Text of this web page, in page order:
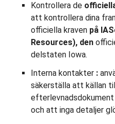
Kontrollera de
att kontrollera dina
officiella kraven på
Resources), den
delstaten Iowa.
Interna kontakter :
säkerställa att källan
och att inga detaljer